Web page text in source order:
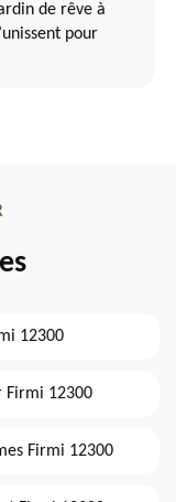
de rêve à
pour
12300
Firmi 12300
Firmi 12300